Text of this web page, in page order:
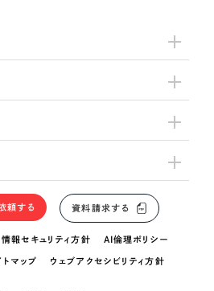
頼する 資料請求する
情報セキュリティ方針 AI倫理ポリシー
トマップ ウェブアクセシビリティ方針